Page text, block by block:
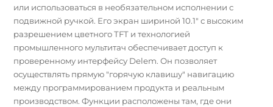
или использоваться в необязательном исполнении с
подвижной ручкой. Его экран шириной 10.1" с высоким
разрешением цветного TFT и технологией
промышленного мультитач обеспечивает доступ к
проверенному интерфейсу Delem. Он позволяет
осуществлять прямую "горячую клавишу" навигацию
между программированием продукта и реальным
производством. Функции расположены там, где они